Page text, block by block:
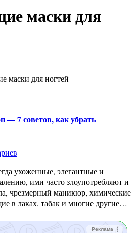
маски для
маски для ногтей
— 7 советов, как убрать
ими часто злоупотребляют и
чрезмерный маникюр, химические
в лаках, табак и многие другие…
Реклама